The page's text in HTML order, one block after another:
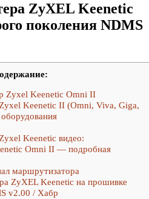
ZyXEL Keenetic
поколения NDMS
Zyxel Keenetic Omni II
Keenetic II (Omni, Viva, Giga,
Keenetic видео:
Omni II — подробная
маршрутизатора
ZyXEL Keenetic на прошивке
v2.00 / Хабр